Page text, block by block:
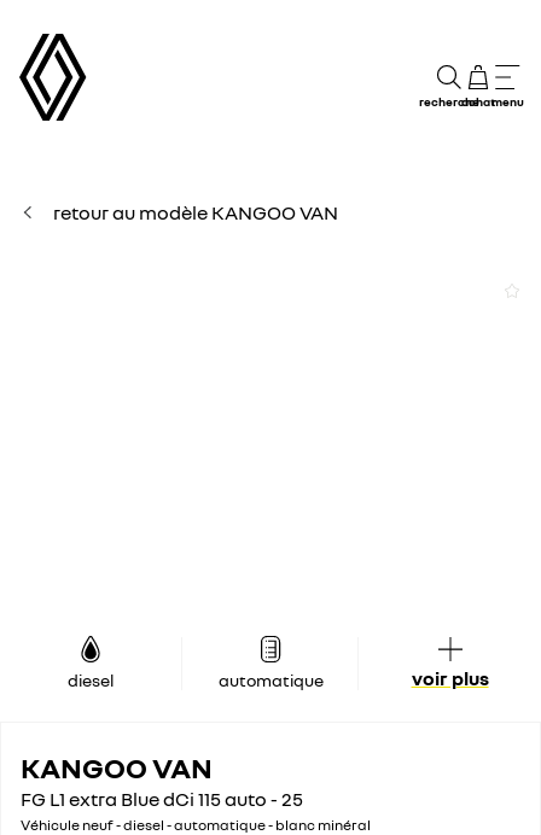
rechercheachatmenu
retour au modèle KANGOO VAN
diesel automatique voir plus
KANGOO VAN
FG L1 extra Blue dCi 115 auto - 25
Véhicule neuf - diesel - automatique - blanc minéral